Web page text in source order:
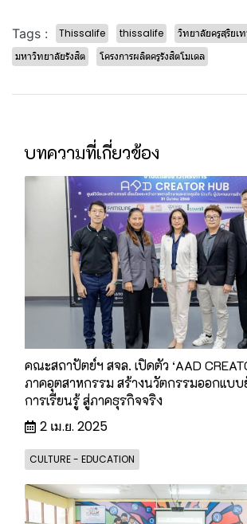
Tags : Thissalife thissalife
วิทยาลัยครูสุริยเ
มหาวิทยาลัยรังสิต
โครงการผลิตครูรังสิตโมเดล
บทความที่เกี่ยวข้อง
คณะสถาปัตย์ฯ สจล. เปิดตัว ‘AAD
ภาคอุตสาหกรรม สร้างนวัตกรรมออกแบบ
การเรียนรู้ สู่ภาคธุรกิจจริง
2 เม.ย. 2025
CULTURE - EDUCATION